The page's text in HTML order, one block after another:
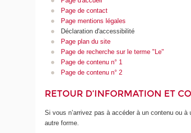
Page de contact
Page mentions légales
Déclaration d'accessibilité
Page plan du site
Page de recherche sur le terme "Le"
Page de contenu n° 1
Page de contenu n° 2
RETOUR D’INFORMATION ET
Si vous n’arrivez pas à accéder à un contenu ou
autre forme.